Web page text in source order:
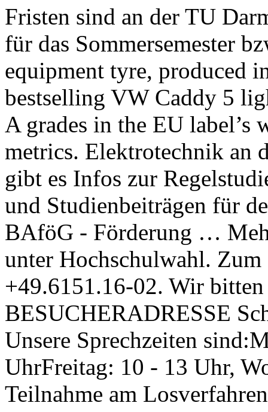
Fristen sind an der TU Darmstadt normalerweise der 15.10. für das Sommersemester bzw. The GitiSynergyH2 original equipment tyre, produced in size 215/55R17 XL 98H for the bestselling VW Caddy 5 light commercial vehicle, achieved A grades in the EU label’s wet grip and fuel efficiency metrics. Elektrotechnik an der Hochschule Darmstadt - hier gibt es Infos zur Regelstudienzeit, Zulassung, Bewerbung und Studienbeiträgen für den Master of Science. Mobile. 5 BAföG - Förderung … Mehr Informationen dazu finden Sie unter Hochschulwahl. Zum Beispiel … ZENTRALE +49.6151.16-02. Wir bitten um Ihr Verständnis. BESUCHERADRESSE Schöfferstraße 3 64295 Darmstadt. Unsere Sprechzeiten sind:Montag bis Donnerstag: 10 - 15 UhrFreitag: 10 - 13 Uhr, Work Die Bewerbung für die Teilnahme am Losverfahren für ein erstes Fachsemester war bis 09.10.2020 online möglich. POSTANSCHRIFT Haardtring 100 64295 Darmstadt. 15.04. für das Wintersemester. Antragsfrist ist als Ausschlussfrist anzusehen, bis zu der die erforderlichen Unterlagen vollständig beim Prüfungsausschuss vorliegen müssen. Unsere Sprechzeiten sind:Montag bis Donnerstag: 10 - 15 UhrFreitag: 10 - 13 Uhr, Work Online. X. Mai 2009 an der Hochschule Darmstadt statt. - Werkstatt für Innovationen & Projekte, Die wichtigsten Fragen zu Systemakkreditierung, Zentrale Fortbildung des Landes Hessen (ZFH), Studienplatz mit Zulassungsbeschränkung (NC), Studienplatz in einem höheren Fachsemester, Hochschulzugangsprüfung beruflich Qualifizierte, Volontariat zur wissenschaftlichen Dokumentation, Tag der Forschung an der Hochschule Darmstadt, Wissenschaftspreis der Hochschule Darmstadt, Servicezentrum Forschung und Transfer (SFT), Zentrum für Forschung und Entwicklung (ZFE), Digitale Kommunikation und Medien-Innovation, Promotionszentrum Nachhaltigkeitswissenschaften, Professorale Mitglieder im Promotionszentrum, Professorale Mitglieder der h_da im Zentrum, Elektrotechnik und Informationstechnik (B. Frist für das Nachreichen der Nachweise sowie dem Zusenden der CampusCard bis zum 11.11. für das Sommersemester: Antragsfrist immer vom 1. HOCHSCHULE DARMSTADT University of Applied Sciences. Technische Chemie an der Hochschule Darmstadt - hier gibt es Infos zur Regelstudienzeit, Zulassung, Bewerbung und Studienbeiträgen für den Bachelor of Engineering. Für Bewerbungen um einen Master-Studienplatz ist zu beachten: Das Bewerbungsverfahren für einen Master-Studienplatz nimmt, vom Eingang Ihrer Bewerbung bis zur Zulassungs-Entscheidung, viel Zeit in Anspruch (ca. Jede Bewerbung muss durch den zuständigen Fachbereich überprüft werden (Eingangsprüfung). Die aktuellen Fristen und Hinweise zum Verfahren gibt es auf diesen Seiten der Hochschule Darmstadt ZENTRALE +49.6151.16-02. Eine Ausschlussfrist liegt immer dann vor, wenn das Ende der Bewerbungsfrist auf den 15.07.2020 oder den 20.08.20 fällt und dieses Datum mit einem * Stern der Seite Bewerbungsfristen gekennzeichnet ist. Beachten Sie die Fristen! HOCHSCHULE DARMSTADT University of Applied Sciences. Bewerbungsamt. Sie erhalten bereits frühzeitig Ihren Studierendenausweis mit Ihrem Semesterticket (RMV). Die RWTH Aachen ist ein Ort, an dem die Zukunft unserer industrialisierten Welt gedacht wird - Thinking the Future ); weitere Abweichungen ergeben sich aktuell pandemiebedingt. im Sommersemester: Anfang bis Ende Juni. Evangelische Hochschule Darmstadt School of Professional Studies Zweifalltorweg 12 64293 Darmstadt Die o.g. Beachten Sie außerdem, dass Prüfungen außerhalb der Vorlesungszeiten liegen können, ebenso wie bestimmte Lehrveranstaltungen (bes. ZENTRALE +49.6151.16-02. POSTANSCHRIFT Haardtring 100 64295 Darmstadt. Telefax 06151 / 879858. S1|01 101 – 103, 116 Laden Sie die mobile App. Kennwort vergessen? Studierendenparlaments gewählt. STUDENT SERVICE CENTER +49.6151.16-33333 Kontakt zum Student Service Center Hier erfährst Du mehr. ), Informatik, Schwp. Wahlvorstand Der Wahlvorstand für die kommenden Wahlen wurde per Umlaufverfahren des 49. - berufsbegleitend, Public Management (B.Sc.) - 30.04. Chemie - dual an der Hochschule Darmstadt - hier gibt es Infos zur Regelstudienzeit, Zulassung, Bewerbung und Studienbeiträgen für den Bachelor of Science. Hochschule Darmstadt. 13.3.2. A complete listing/description of all degree programs can be found on our german website.. Accedeix a la nova comunicació acadèmica i científica de la UPC! 02.11.2020 . Kontakt Bewerbungsfristen Bild: Jan-Christoph Hartung. Wenn Sie sich an der TU Berlin für einen